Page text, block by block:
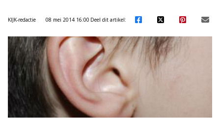
KIJK-redactie 08 mei 2014 16:00 Deel dit artikel: